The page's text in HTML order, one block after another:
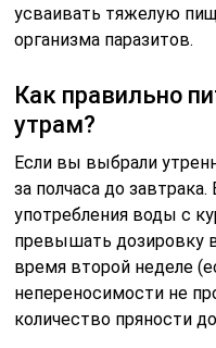
усваивать тяжелую
организма паразитов.
Как правильно
утрам?
Если вы выбрали
за полчаса до
употребления воды с
превышать дозировку
время второй неделе
непереносимости не
количество пряности